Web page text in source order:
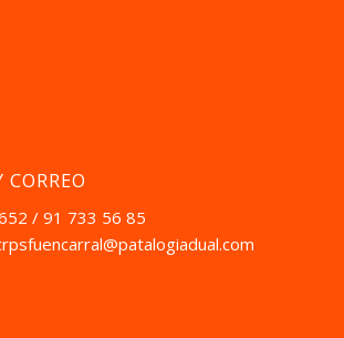
/ 91 733 56 85